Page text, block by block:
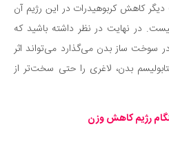
کاهش کربوهیدرات در این رژیم آن
در نهایت در نظر داشته باشید که
در سوخت ساز بدن می‌گذارد می‌تواند اثر
بدن، لاغری را حتی سخت‌تر از
رژیم کاهش وزن